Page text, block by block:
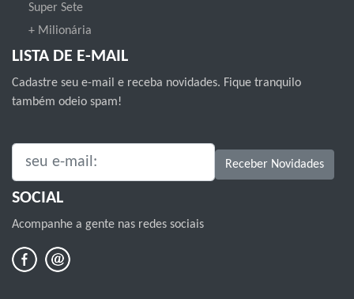
Super Sete
+ Milionária
LISTA DE E-MAIL
Cadastre seu e-mail e receba novidades. Fique tranquilo
também odeio spam!
SEU E-MAIL: Receber Novidades
SOCIAL
Acompanhe a gente nas redes sociais